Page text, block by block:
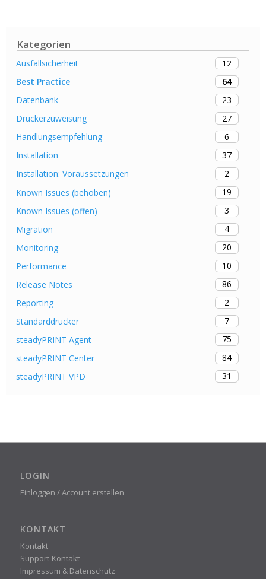
Kategorien
Ausfallsicherheit
12
Best Practice
64
Datenbank
23
Druckerzuweisung
27
Handlungsempfehlung
6
Installation
37
Installation: Voraussetzungen
2
Known Issues (behoben)
19
Known Issues (offen)
3
Migration
4
Monitoring
20
Performance
10
Release Notes
86
Reporting
2
Standarddrucker
7
steadyPRINT Agent
75
steadyPRINT Center
84
steadyPRINT VPD
31
LOGIN
Einloggen / Account erstellen
KONTAKT
Kontakt
Support-Kontakt
Impressum & Datenschutz